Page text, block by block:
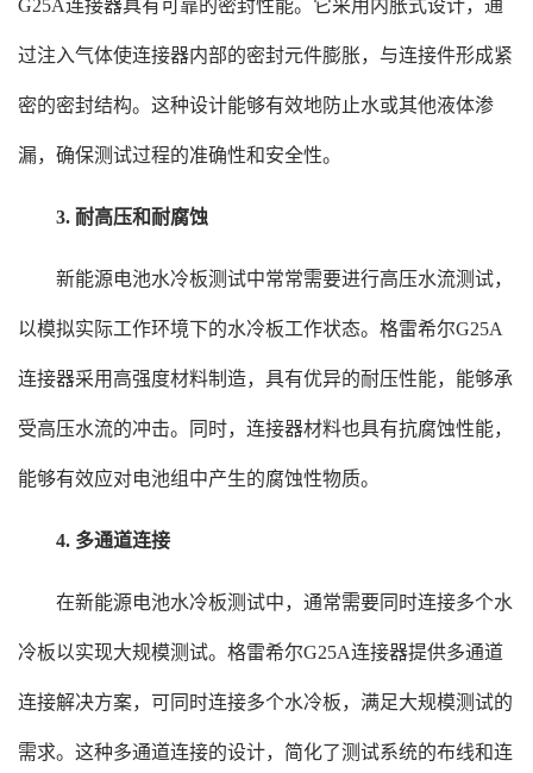
G25A连接器具有可靠的密封性能。它采用内胀式设计，通
过注入气体使连接器内部的密封元件膨胀，与连接件形成紧
密的密封结构。这种设计能够有效地防止水或其他液体渗
漏，确保测试过程的准确性和安全性。
3. 耐高压和耐腐蚀
新能源电池水冷板测试中常常需要进行高压水流测试，
以模拟实际工作环境下的水冷板工作状态。格雷希尔G25A
连接器采用高强度材料制造，具有优异的耐压性能，能够承
受高压水流的冲击。同时，连接器材料也具有抗腐蚀性能，
能够有效应对电池组中产生的腐蚀性物质。
4. 多通道连接
在新能源电池水冷板测试中，通常需要同时连接多个水
冷板以实现大规模测试。格雷希尔G25A连接器提供多通道
连接解决方案，可同时连接多个水冷板，满足大规模测试的
需求。这种多通道连接的设计，简化了测试系统的布线和连